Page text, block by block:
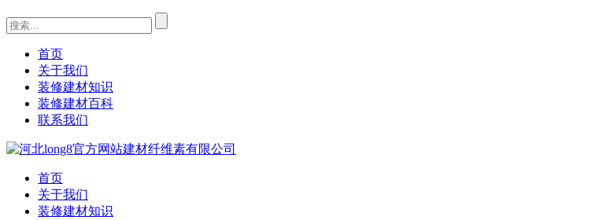
首页
关于我们
装修建材知识
装修建材百科
联系我们
首页
关于我们
装修建材知识